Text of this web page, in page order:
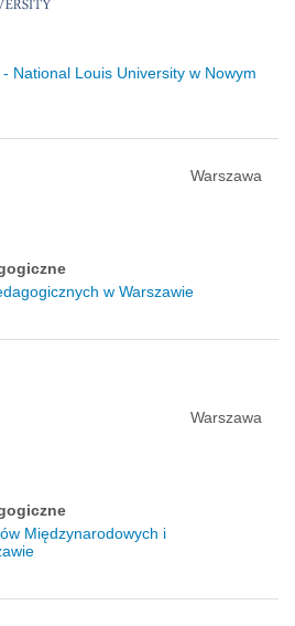
- National Louis University w Nowym
Warszawa
w Warszawie
Warszawa
Międzynarodowych i